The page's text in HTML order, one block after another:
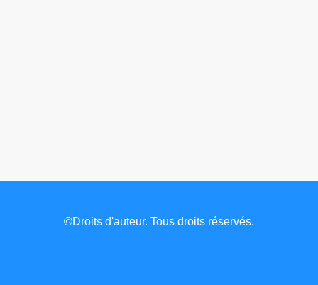
©Droits d'auteur. Tous droits réservés.